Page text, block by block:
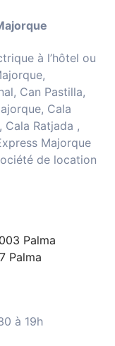
à l’hôtel ou
Can Pastilla,
Cala
Cala Ratjada ,
Majorque
de location
Palma
Palma
à 19h